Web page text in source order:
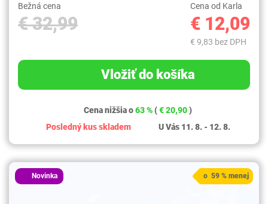
Bežná cena
€ 32,99
Cena od Karla
€ 12,09
€ 9,83 bez DPH
Vložiť do košíka
Cena nižšia o63 % (€ 20,90)
Posledný kus skladem
U Vás 11. 8. - 12. 8.
Novinka o 59 % menej